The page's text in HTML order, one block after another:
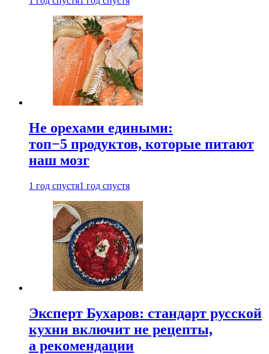
Не орехами едиными:
топ−5 продуктов, которые питают
наш мозг
1 год спустя1 год спустя
Эксперт Бухаров: стандарт русской
кухни включит не рецепты,
а рекомендации